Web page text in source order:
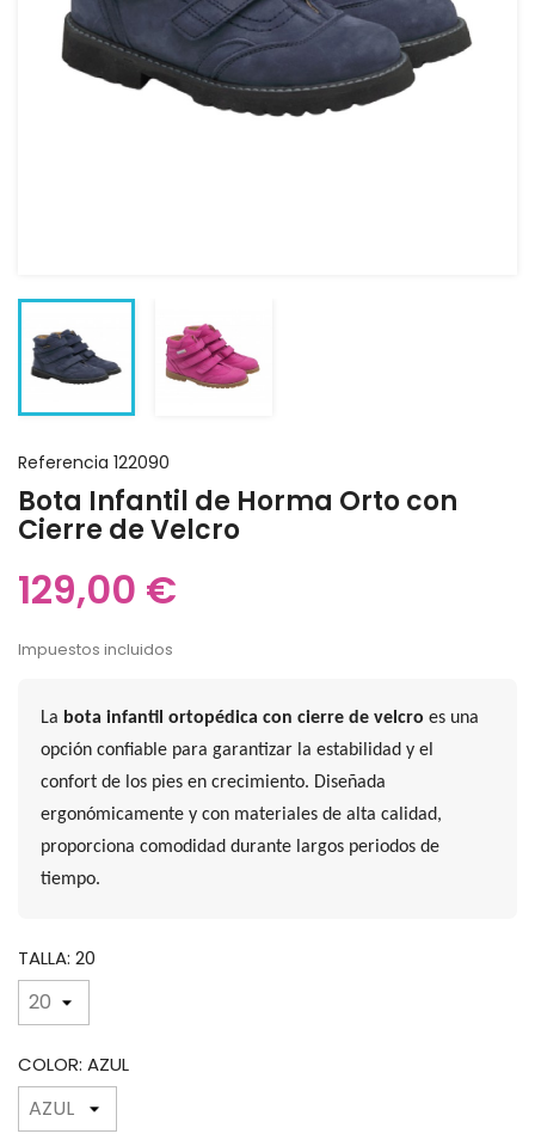
Referencia 122090
Bota Infantil de Horma Orto con
Cierre de Velcro
129,00 €
Impuestos incluidos
La bota infantil ortopédica con cierre de velcro es una
opción confiable para garantizar la estabilidad y el
confort de los pies en crecimiento. Diseñada
ergonómicamente y con materiales de alta calidad,
proporciona comodidad durante largos periodos de
tiempo.
TALLA: 20
COLOR: AZUL